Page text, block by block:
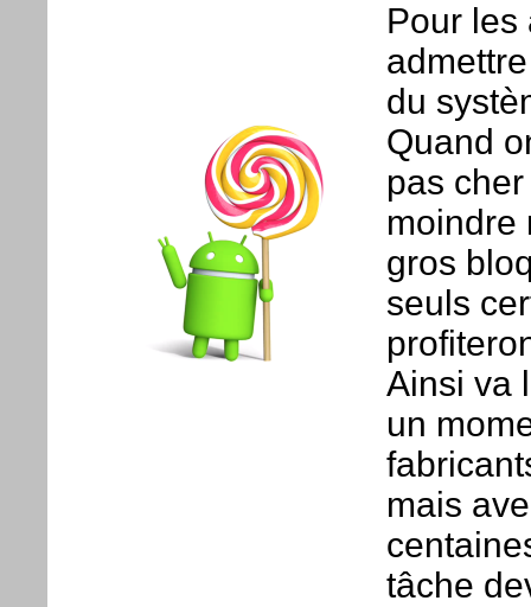
Pour les
du
Quand
pas
moindre
gros
seuls
Ainsi va
un
mais
tâche